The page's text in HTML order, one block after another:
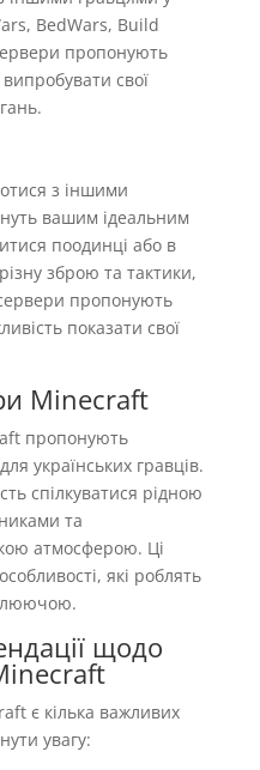
BedWars, Build
пропонують
свої
з іншими
вашим ідеальним
поодинці або в
зброю та тактики,
пропонують
показати свої
Minecraft
пропонують
українських гравців.
спілкуватися рідною
та
атмосферою. Ці
які роблять
щодо
є кілька важливих
увагу: